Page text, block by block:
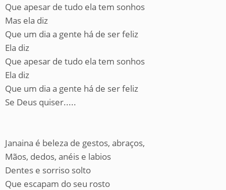
Que apesar de tudo ela tem sonhos
Mas ela diz
Que um dia a gente há de ser feliz
Ela diz
Que apesar de tudo ela tem sonhos
Ela diz
Que um dia a gente há de ser feliz
Se Deus quiser.....
Janaina é beleza de gestos, abraços,
Mãos, dedos, anéis e labios
Dentes e sorriso solto
Que escapam do seu rosto